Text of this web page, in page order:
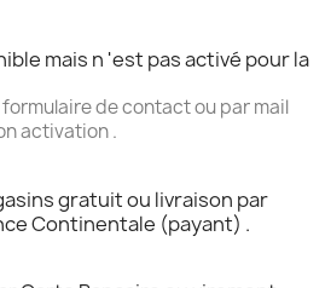
mais n 'est pas activé pour la
de contact ou par mail
activation .
gratuit ou livraison par
Continentale (payant) .